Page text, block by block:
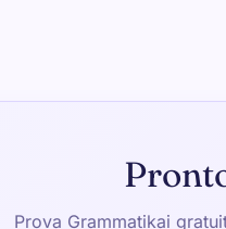
Prova Grammatikai